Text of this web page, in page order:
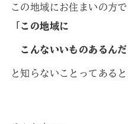
この地域にお住まいの方で
「この地域に
こんないいものあるん
と知らないことってあると